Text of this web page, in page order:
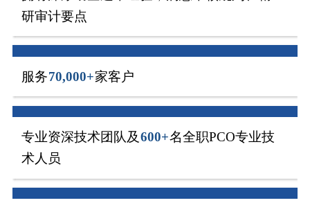
研审计要点
服务70,000+家客户
专业资深技术团队及 600+名全职PCO专业技
术人员